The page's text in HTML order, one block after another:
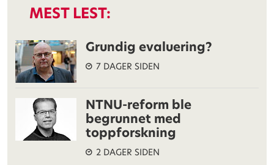
MEST LEST:
Grundig evaluering?
7 DAGER SIDEN
NTNU-reform ble
begrunnet med
toppforskning
2 DAGER SIDEN